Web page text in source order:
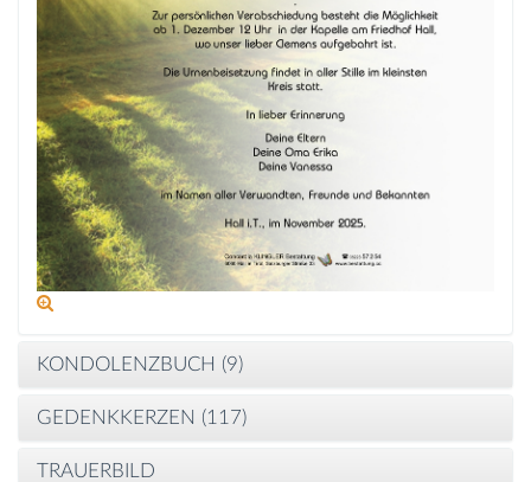
KONDOLENZBUCH (9)
GEDENKKERZEN (117)
TRAUERBILD